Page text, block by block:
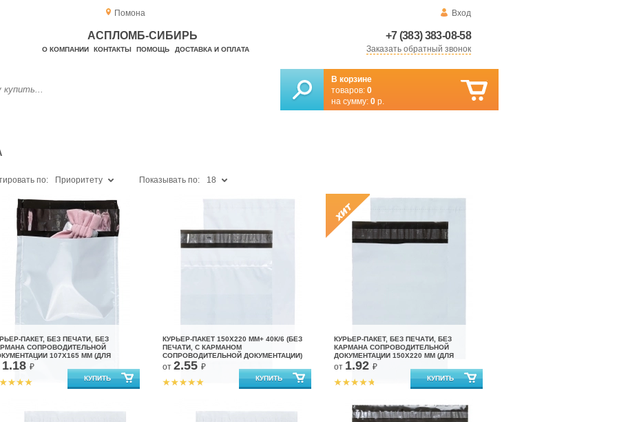
Помона Вход
+7 (383) 383-08-58
Заказать обратный звонок
АСПЛОМБ-СИБИРЬ
О КОМПАНИИ КОНТАКТЫ ПОМОЩЬ ДОСТАВКА И ОПЛАТА
В корзине
товаров: 0
на сумму: 0 р.
по: Приоритету Показывать по: 18
ПАКЕТ, БЕЗ ПЕЧАТИ, БЕЗ
СОПРОВОДИТЕЛЬНОЙ
107Х165 ММ (ДЛЯ
1.18 ₽
КУРЬЕР-ПАКЕТ 150Х220 ММ+ 40К/6 (БЕЗ
ПЕЧАТИ, С КАРМАНОМ
СОПРОВОДИТЕЛЬНОЙ ДОКУМЕНТАЦИИ)
от 2.55 ₽
КУРЬЕР-ПАКЕТ, БЕЗ ПЕЧАТИ, БЕЗ
КАРМАНА СОПРОВОДИТЕЛЬНОЙ
ДОКУМЕНТАЦИИ 150Х220 ММ (ДЛЯ
МАРКЕТПЛЕЙСОВ)
от 1.92 ₽